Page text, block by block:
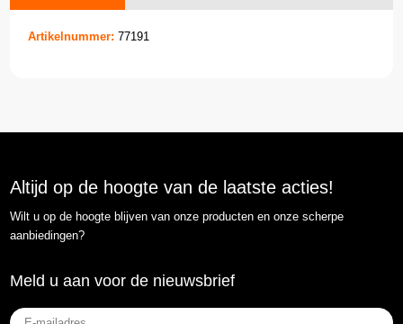
Artikelnummer: 77191
Altijd op de hoogte van de laatste acties!
Wilt u op de hoogte blijven van onze producten en onze scherpe
aanbiedingen?
Meld u aan voor de nieuwsbrief
E-